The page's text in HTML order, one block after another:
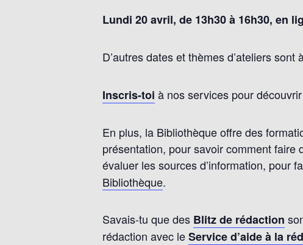
Lundi 20 avril, de 13h30 à 16h30, en
D’autres dates et thèmes d’ateliers sont
Inscris-toi à nos services pour
En plus, la Bibliothèque offre des
présentation, pour savoir comment
évaluer les sources d’information, pour
Bibliothèque.
Savais-tu que des Blitz de rédaction
rédaction avec leService d’aide à la